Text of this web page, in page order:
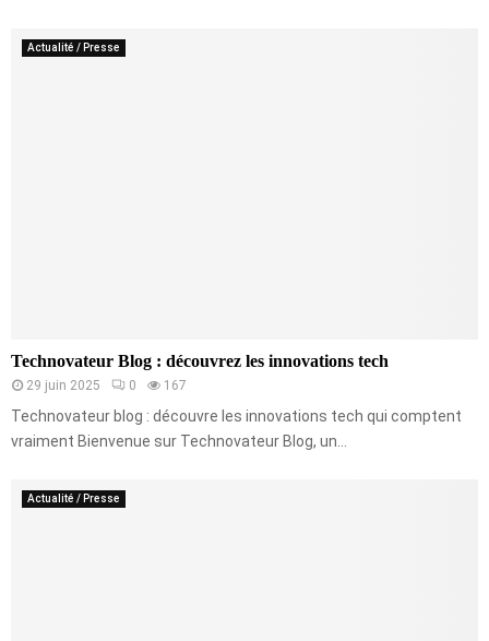
Actualité / Presse
Technovateur Blog : découvrez les innovations tech
29 juin 2025 0 167
Technovateur blog : découvre les innovations tech qui comptent
vraiment Bienvenue sur Technovateur Blog, un...
Actualité / Presse